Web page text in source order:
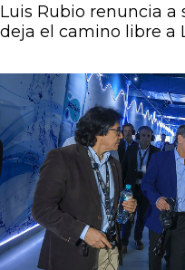
Luis Rubio renuncia
deja el camino libre a